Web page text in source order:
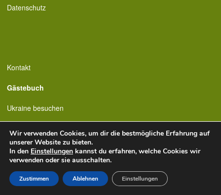
Datenschutz
Kontakt
Gästebuch
Ukraine besuchen
Wir verwenden Cookies, um dir die bestmögliche Erfahrung auf
unserer Website zu bieten.
In den Einstellungen kannst du erfahren, welche Cookies wir
verwenden oder sie ausschalten.
Zustimmen Ablehnen Einstellungen